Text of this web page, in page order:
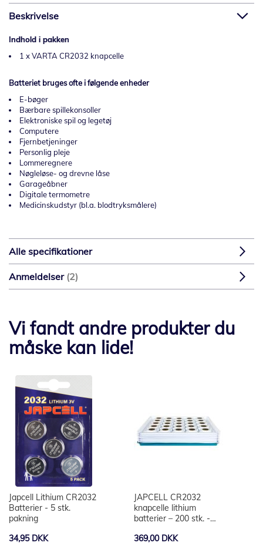
Beskrivelse
Indhold i pakken
1 x VARTA CR2032 knapcelle
Batteriet bruges ofte i følgende enheder
E-bøger
Bærbare spillekonsoller
Elektroniske spil og legetøj
Computere
Fjernbetjeninger
Personlig pleje
Lommeregnere
Nøgleløse- og drevne låse
Garageåbner
Digitale termometre
Medicinskudstyr (bl.a. blodtryksmålere)
Alle specifikationer
Anmeldelser 2
Vi fandt andre produkter du
måske kan lide!
Japcell Lithium CR2032
Batterier - 5 stk.
pakning
34,95 DKK
JAPCELL CR2032
knapcelle lithium
batterier – 200 stk. -
369,00 DKK